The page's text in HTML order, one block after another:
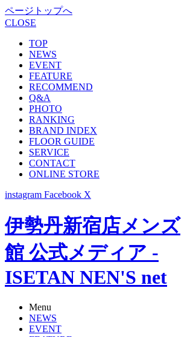
ページトップへ
CLOSE
TOP
NEWS
EVENT
FEATURE
RECOMMEND
Q&A
PHOTO
RANKING
BRAND INDEX
FLOOR GUIDE
SERVICE
CONTACT
ONLINE STORE
instagram Facebook X
伊勢丹新宿店メンズ
館 公式メディア -
ISETAN NEN'S net
Menu
NEWS
EVENT